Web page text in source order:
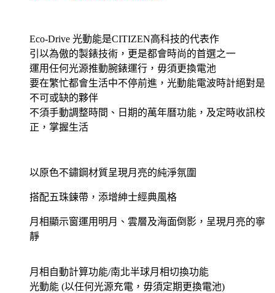
Eco-Drive 光動能是CITIZEN高科技的代表作
引以為傲的製錶技術，更是都會時尚的首選之一
運用任何光源推動腕錶運行，毋須更換電池
要在繁忙都會生活中不停前進，光動能電波時計絕對是
不可或缺的夥伴
不須手動調整時間、日期的萬年曆功能，及定時收訊校
正，掌握生活
以原色不鏽鋼材質呈現月亮的純淨氛圍
搭配五珠鍊帶，添增紳士經典風格
月相顯示窗運用明月、雲層及海面倒影，呈現月亮的寧
靜
月相自動計算功能/南北半球月相切換功能
光動能 (以任何光源充電，毋須定期更換電池)